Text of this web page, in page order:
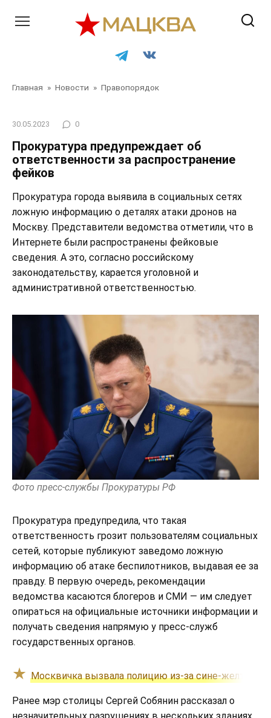
Главная » Новости » Правопорядок
30.05.2023 0
Прокуратура предупреждает об
ответственности за распространение
фейков
Прокуратура города выявила в социальных сетях
ложную информацию о деталях атаки дронов на
Москву. Представители ведомства отметили, что в
Интернете были распространены фейковые
сведения. А это, согласно российскому
законодательству, карается уголовной и
административной ответственностью.
Фото пресс-службы Прокуратуры РФ
Прокуратура предупредила, что такая
ответственность грозит пользователям социальных
сетей, которые публикуют заведомо ложную
информацию об атаке беспилотников, выдавая ее за
правду. В первую очередь, рекомендации
ведомства касаются блогеров и СМИ — им следует
опираться на официальные источники информации и
получать сведения напрямую у пресс-служб
государственных органов.
Москвичка вызвала полицию из-за сине-желтых
Ранее мэр столицы Сергей Собянин рассказал о